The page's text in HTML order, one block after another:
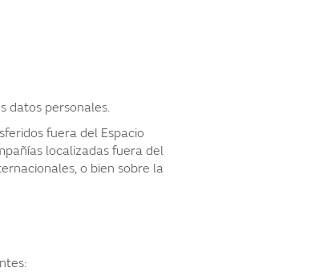
datos personales.
fuera del Espacio
localizadas fuera del
o bien sobre la